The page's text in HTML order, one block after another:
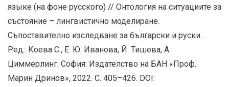
языке (на фоне русского) // Онтология на ситуациите за
състояние – лингвистично моделиране.
Съпоставително изследване за български и руски.
Ред.: Коева С., Е. Ю. Иванова, Й. Тишева, А.
Циммерлинг. София: Издателство на БАН «Проф.
Марин Дринов», 2022. С. 405–426. DOI: